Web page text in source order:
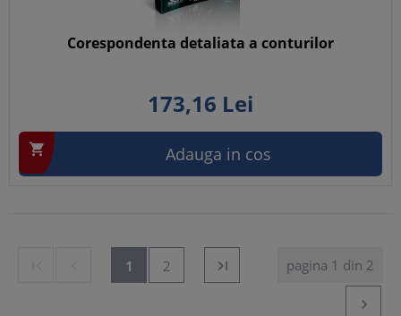
Corespondenta detaliata a conturilor
173,16 Lei
 Adauga in cos
1 2 pagina 1 din 2

